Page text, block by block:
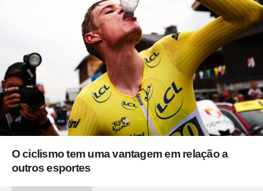
O ciclismo tem uma vantagem em relação a
outros esportes